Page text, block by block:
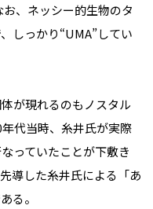
、ネッシー的生物のタ
しっかり“UMA”してい
が現れるのもノスタル
代当時、糸井氏が実際
っていたことが下敷き
導した糸井氏による「あ
る。